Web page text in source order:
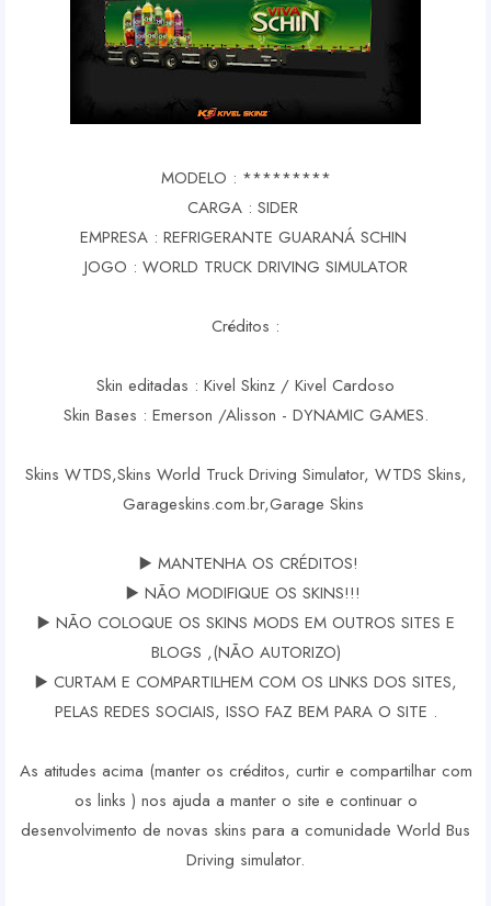
MODELO : *********
CARGA : SIDER
EMPRESA : REFRIGERANTE GUARANÁ SCHIN
JOGO : WORLD TRUCK DRIVING SIMULATOR
Créditos :
Skin editadas : Kivel Skinz / Kivel Cardoso
Skin Bases : Emerson /Alisson - DYNAMIC GAMES.
Skins WTDS,Skins World Truck Driving Simulator, WTDS Skins,
Garageskins.com.br,Garage Skins
▶️ MANTENHA OS CRÉDITOS!
▶️ NÃO MODIFIQUE OS SKINS!!!
▶️ NÃO COLOQUE OS SKINS MODS EM OUTROS SITES E
BLOGS ,(NÃO AUTORIZO)
▶️ CURTAM E COMPARTILHEM COM OS LINKS DOS SITES,
PELAS REDES SOCIAIS, ISSO FAZ BEM PARA O SITE .
As atitudes acima (manter os créditos, curtir e compartilhar com
os links ) nos ajuda a manter o site e continuar o
desenvolvimento de novas skins para a comunidade World Bus
Driving simulator.